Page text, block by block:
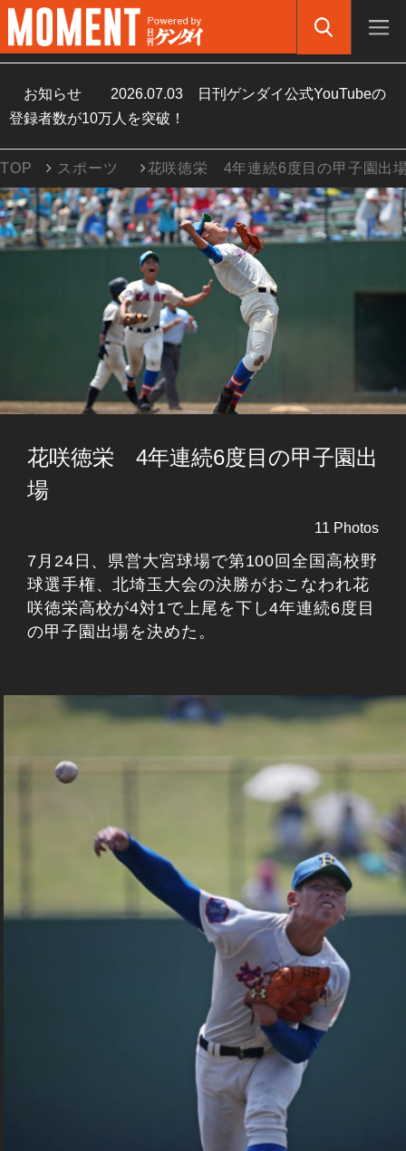
お知らせ 2026.07.03
日刊ゲンダイ公式YouTubeの
登録者数が10万人を突破！
TOP スポーツ 花咲徳栄 4年連続6度目の甲子園出
花咲徳栄 4年連続6度目の甲子園出
場
11 Photos
7月24日、県営大宮球場で第100回全国高校野
球選手権、北埼玉大会の決勝がおこなわれ花
咲徳栄高校が4対1で上尾を下し4年連続6度目
の甲子園出場を決めた。